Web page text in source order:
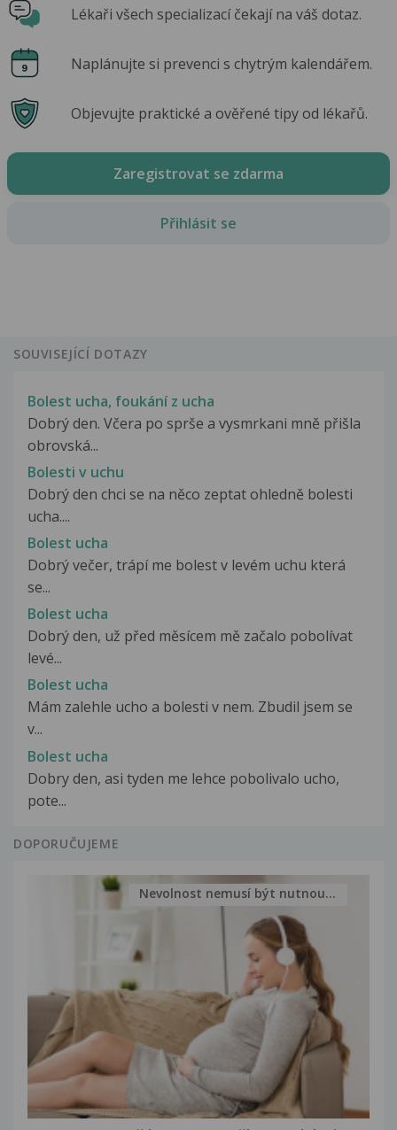
Lékaři všech specializací čekají na váš dotaz.
Naplánujte si prevenci s chytrým kalendářem.
Objevujte praktické a ověřené tipy od lékařů.
Zaregistrovat se zdarma
Přihlásit se
SOUVISEJÍCÍ DOTAZY
Bolest ucha, foukání z ucha
Dobrý den. Včera po sprše a vysmrkani mně přišla
obrovská...
Bolesti v uchu
Dobrý den chci se na něco zeptat ohledně bolesti
ucha....
Bolest ucha
Dobrý večer, trápí me bolest v levém uchu která
se...
Bolest ucha
Dobrý den, už před měsícem mě začalo pobolívat
levé...
Bolest ucha
Mám zalehle ucho a bolesti v nem. Zbudil jsem se
v...
Bolest ucha
Dobry den, asi tyden me lehce pobolivalo ucho,
pote...
DOPORUČUJEME
Nevolnost nemusí být nutnou...